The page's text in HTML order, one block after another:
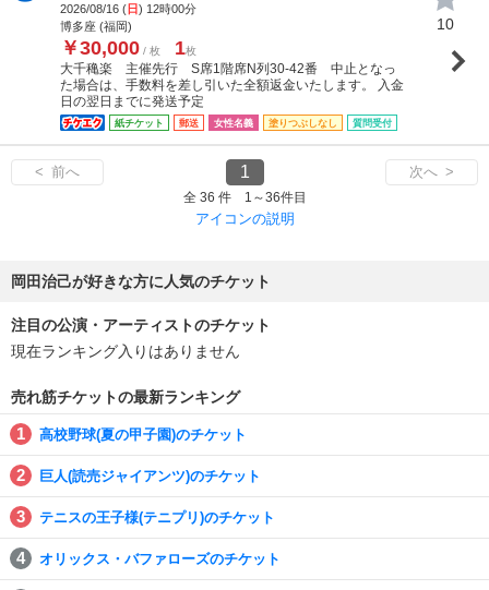
2026/08/16 (日) 12時00分
博多座 (福岡)
￥30,000 / 枚 1枚
大千穐楽 主催先行 S席1階席N列30-42番 中止となっ
た場合は、手数料を差し引いた全額返金いたします。 入金
日の翌日までに発送予定
紙チケット 郵送 女性名義 塗りつぶしなし 質問受付
10
< 前へ 1 次へ >
全 36 件 1～36件目
アイコンの説明
岡田治己が好きな方に人気のチケット
注目の公演・アーティストのチケット
現在ランキング入りはありません
売れ筋チケットの最新ランキング
高校野球(夏の甲子園)のチケット
巨人(読売ジャイアンツ)のチケット
テニスの王子様(テニプリ)のチケット
オリックス・バファローズのチケット